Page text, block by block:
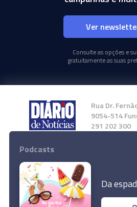
Ver
Consulte as opções e
gratuitamente as suas
Rua Dr.
9054-514
291 202 300
Instale a nossa
Podcasts
Da